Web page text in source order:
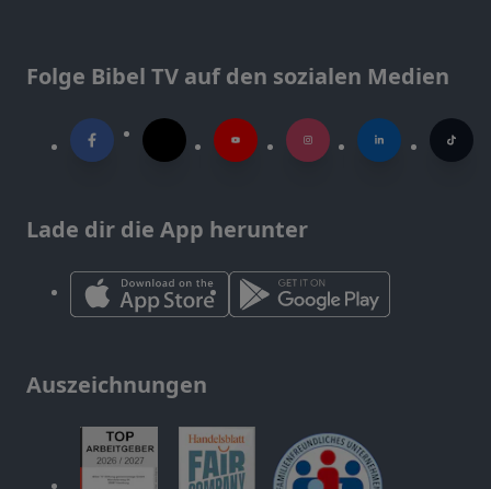
Folge Bibel TV auf den sozialen Medien
Lade dir die App herunter
Auszeichnungen